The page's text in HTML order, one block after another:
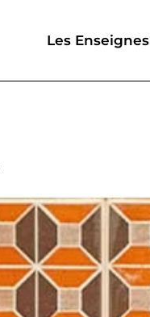
Les Enseignes